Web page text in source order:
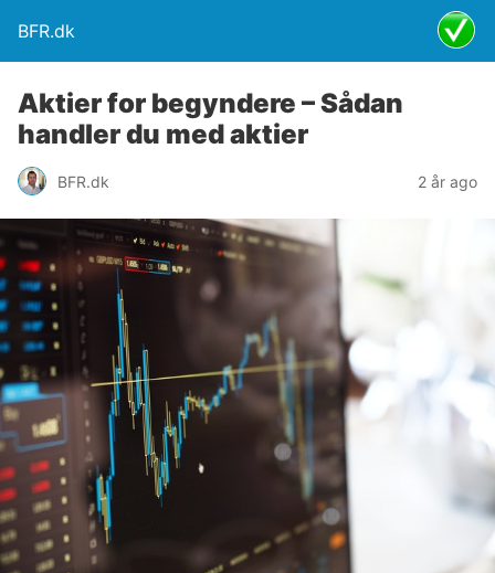
BFR.dk
Aktier for begyndere – Sådan
handler du med aktier
BFR.dk 2 år ago